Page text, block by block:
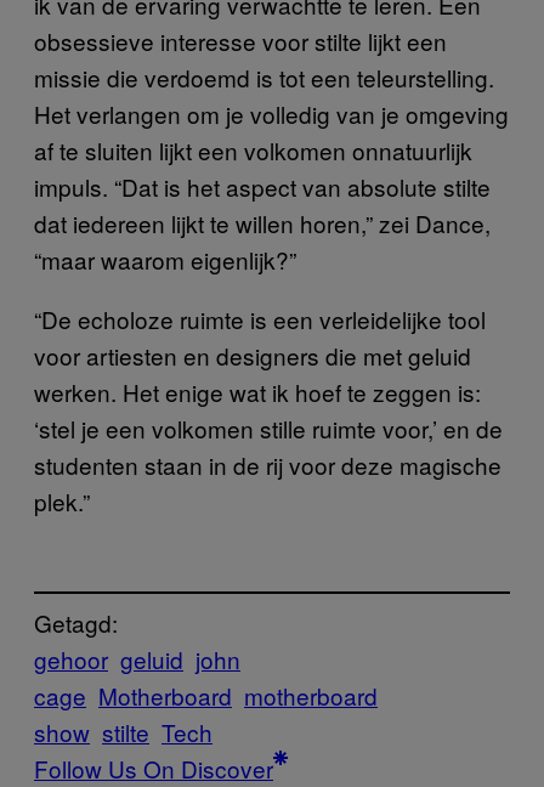
obsessieve interesse voor stilte lijkt een
missie die verdoemd is tot een teleurstelling.
Het verlangen om je volledig van je omgeving
af te sluiten lijkt een volkomen onnatuurlijk
impuls. “Dat is het aspect van absolute stilte
dat iedereen lijkt te willen horen,” zei Dance,
“maar waarom eigenlijk?”
“De echoloze ruimte is een verleidelijke tool
voor artiesten en designers die met geluid
werken. Het enige wat ik hoef te zeggen is:
‘stel je een volkomen stille ruimte voor,’ en de
studenten staan in de rij voor deze magische
plek.”
Getagd:
gehoor geluid john
cage Motherboard motherboard
show stilte Tech
Follow Us On Discover